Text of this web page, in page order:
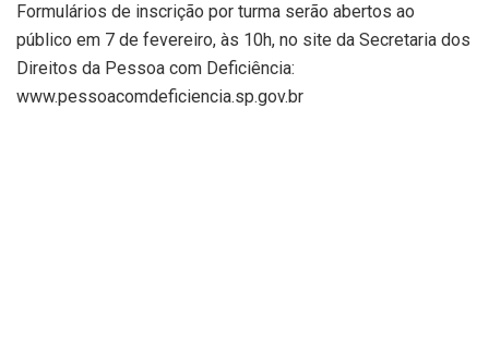
Formulários de inscrição por turma serão abertos ao
público em 7 de fevereiro, às 10h, no site da Secretaria dos
Direitos da Pessoa com Deficiência:
www.pessoacomdeficiencia.sp.gov.br